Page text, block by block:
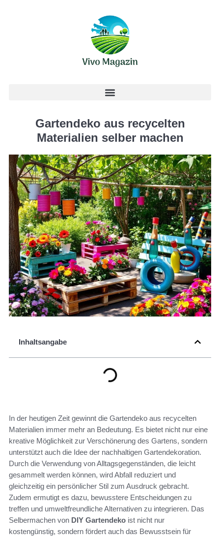
Gartendeko aus recycelten
Materialien selber machen
Inhaltsangabe
In der heutigen Zeit gewinnt die Gartendeko aus recycelten
Materialien immer mehr an Bedeutung. Es bietet nicht nur eine
kreative Möglichkeit zur Verschönerung des Gartens, sondern
unterstützt auch die Idee der nachhaltigen Gartendekoration.
Durch die Verwendung von Alltagsgegenständen, die leicht
gesammelt werden können, wird Abfall reduziert und
gleichzeitig ein persönlicher Stil zum Ausdruck gebracht.
Zudem ermutigt es dazu, bewusstere Entscheidungen zu
treffen und umweltfreundliche Alternativen zu integrieren. Das
Selbermachen von DIY Gartendeko ist nicht nur
kostengünstig, sondern fördert auch das Bewusstsein für